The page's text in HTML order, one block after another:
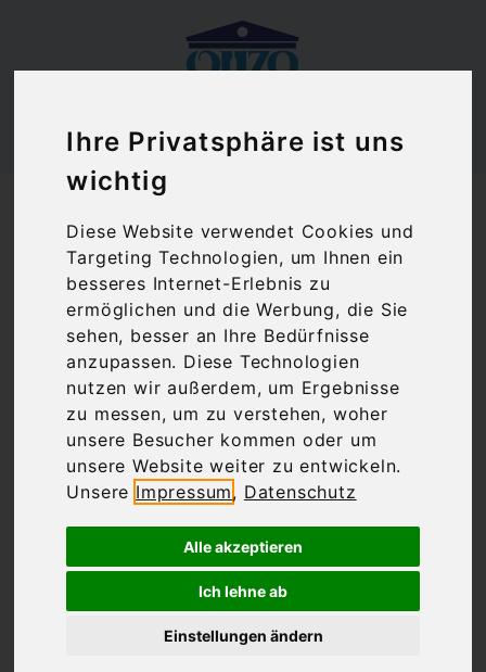
Ihre Privatsphäre ist uns
wichtig
Diese Website verwendet Cookies und
Targeting Technologien, um Ihnen ein
besseres Internet-Erlebnis zu
ermöglichen und die Werbung, die Sie
sehen, besser an Ihre Bedürfnisse
anzupassen. Diese Technologien
nutzen wir außerdem, um Ergebnisse
zu messen, um zu verstehen, woher
unsere Besucher kommen oder um
unsere Website weiter zu entwickeln.
Unsere Impressum, Datenschutz
Alle akzeptieren
Ich lehne ab
Einstellungen ändern
Ouzoland.de
halbtrocken (0,75 l)